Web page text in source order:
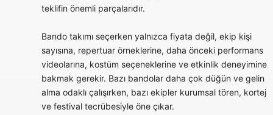
teklifin önemli parçalarıdır.
Bando takımı seçerken yalnızca fiyata değil, ekip kişi
sayısına, repertuar örneklerine, daha önceki performans
videolarına, kostüm seçeneklerine ve etkinlik deneyimine
bakmak gerekir. Bazı bandolar daha çok düğün ve gelin
alma odaklı çalışırken, bazı ekipler kurumsal tören, kortej
ve festival tecrübesiyle öne çıkar.